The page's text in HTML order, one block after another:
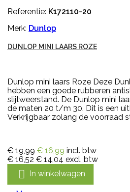
Referentie: K172110-20
Merk: Dunlop
DUNLOP MINI LAARS ROZE
Dunlop mini laars Roze Deze
hebben een goede rubberen
slijtweerstand. De Dunlop mini
de maten 20 t/m 30. Dit is een
Verkrijgbaar zolang de voorraad
€ 19,99 € 16,99 incl. btw
€ 16,52 € 14,04 excl. btw
 In winkelwagen